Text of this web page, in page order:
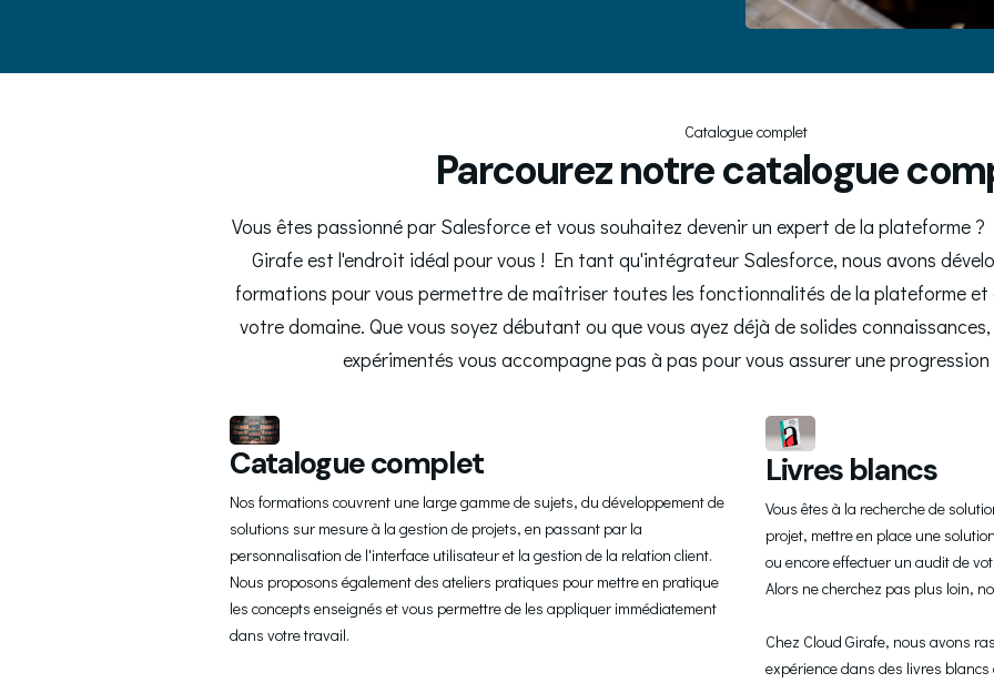
Catalogue complet
Parcourez notre catalogue
Vous êtes passionné par Salesforce et vous souhaitez devenir un expert de la plateforme ?
Girafe est l'endroit idéal pour vous ! En tant qu'intégrateur Salesforce, nous avons
formations pour vous permettre de maîtriser toutes les fonctionnalités de la plateforme
votre domaine. Que vous soyez débutant ou que vous ayez déjà de solides
expérimentés vous accompagne pas à pas pour vous assurer une
Catalogue complet
Nos formations couvrent une large gamme de sujets, du développement de
solutions sur mesure à la gestion de projets, en passant par la
personnalisation de l'interface utilisateur et la gestion de la relation client.
Nous proposons également des ateliers pratiques pour mettre en pratique
les concepts enseignés et vous permettre de les appliquer immédiatement
dans votre travail.
Livres blancs
Vous êtes à la recherche de
projet, mettre en place une
ou encore effectuer un audit de
Alors ne cherchez pas plus loin,
Chez Cloud Girafe, nous avons
expérience dans des livres